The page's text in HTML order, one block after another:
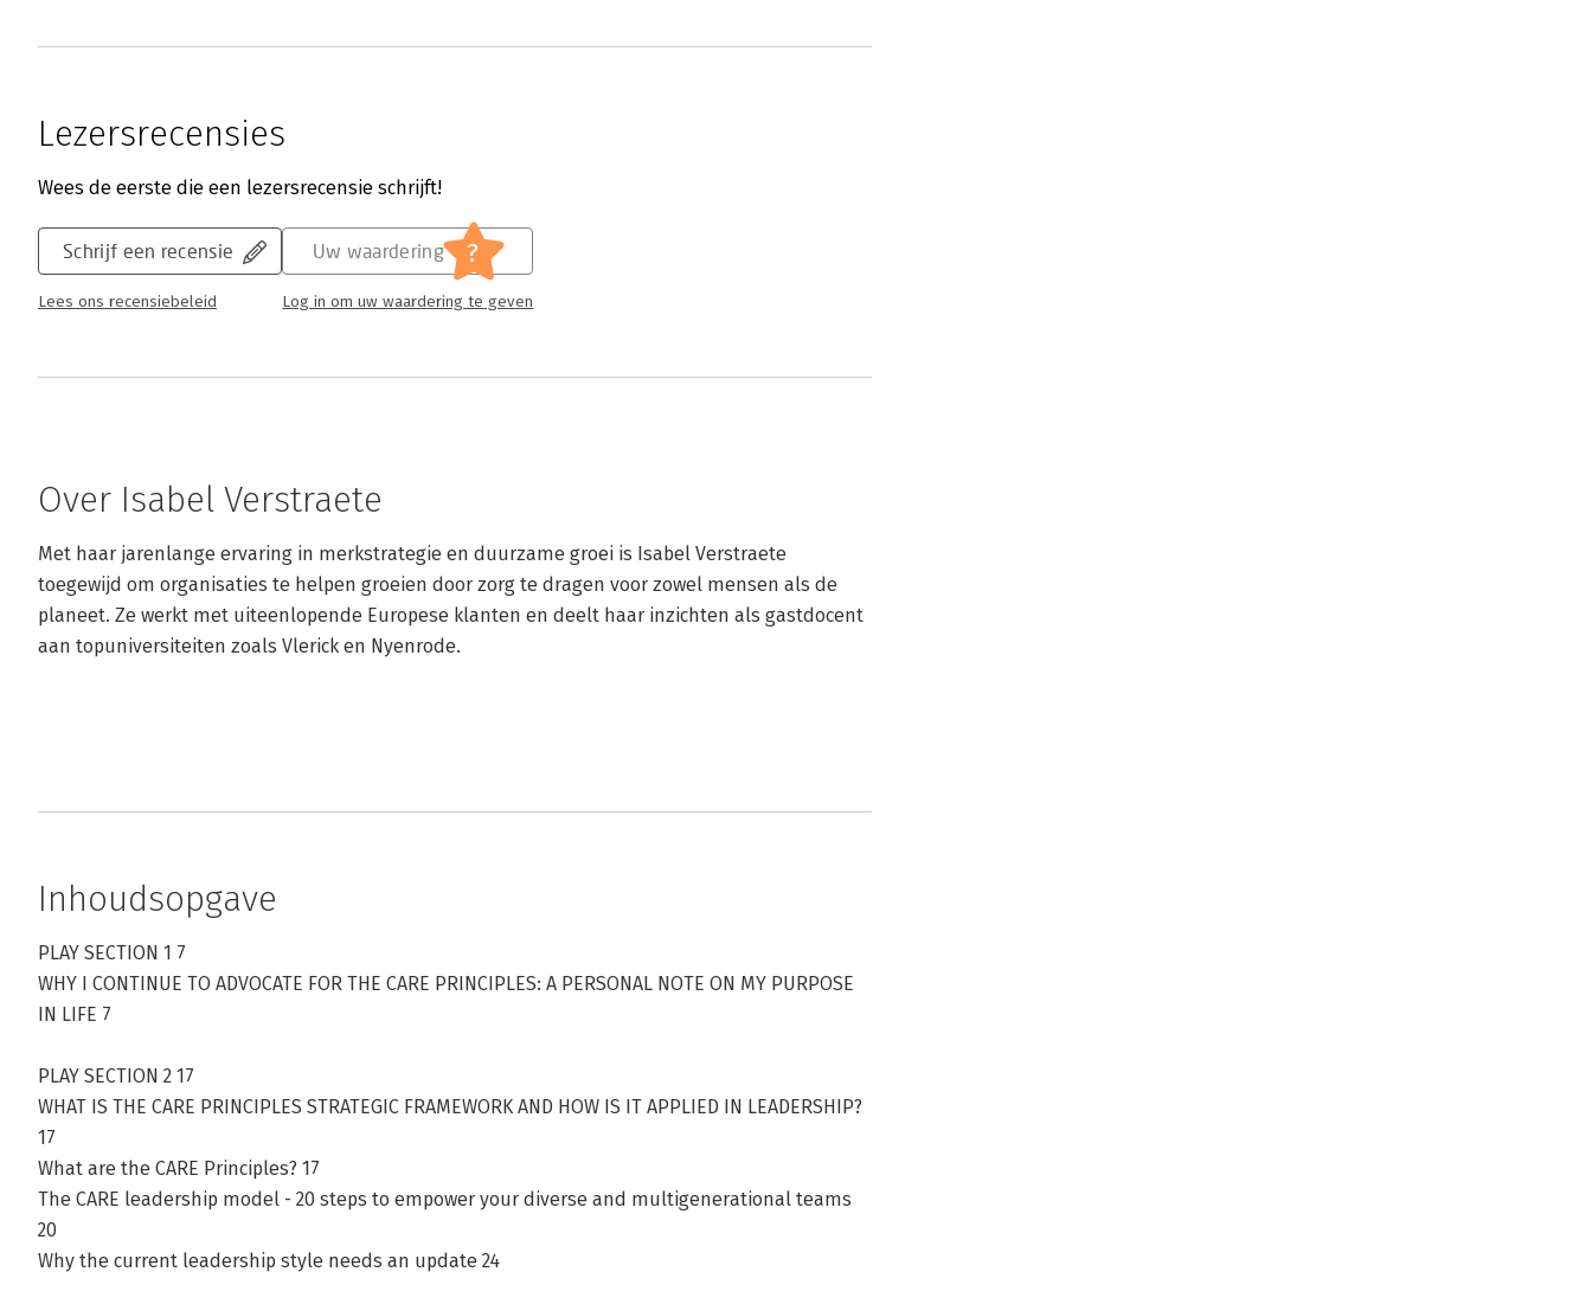
Lezersrecensies
Wees de eerste die een lezersrecensie schrijft!
Schrijf een recensie
Lees ons recensiebeleid
Uw waardering ?
Log in om uw waardering te geven
Over Isabel Verstraete
Met haar jarenlange ervaring in merkstrategie en duurzame groei is Isabel Verstraete
toegewijd om organisaties te helpen groeien door zorg te dragen voor zowel mensen als de
planeet. Ze werkt met uiteenlopende Europese klanten en deelt haar inzichten als gastdocent
aan topuniversiteiten zoals Vlerick en Nyenrode.
Inhoudsopgave
PLAY SECTION 1 7
WHY I CONTINUE TO ADVOCATE FOR THE CARE PRINCIPLES: A PERSONAL NOTE ON MY PURPOSE
IN LIFE 7
PLAY SECTION 2 17
WHAT IS THE CARE PRINCIPLES STRATEGIC FRAMEWORK AND HOW IS IT APPLIED IN LEADERSHIP?
17
What are the CARE Principles? 17
The CARE leadership model - 20 steps to empower your diverse and multigenerational teams
20
Why the current leadership style needs an update 24